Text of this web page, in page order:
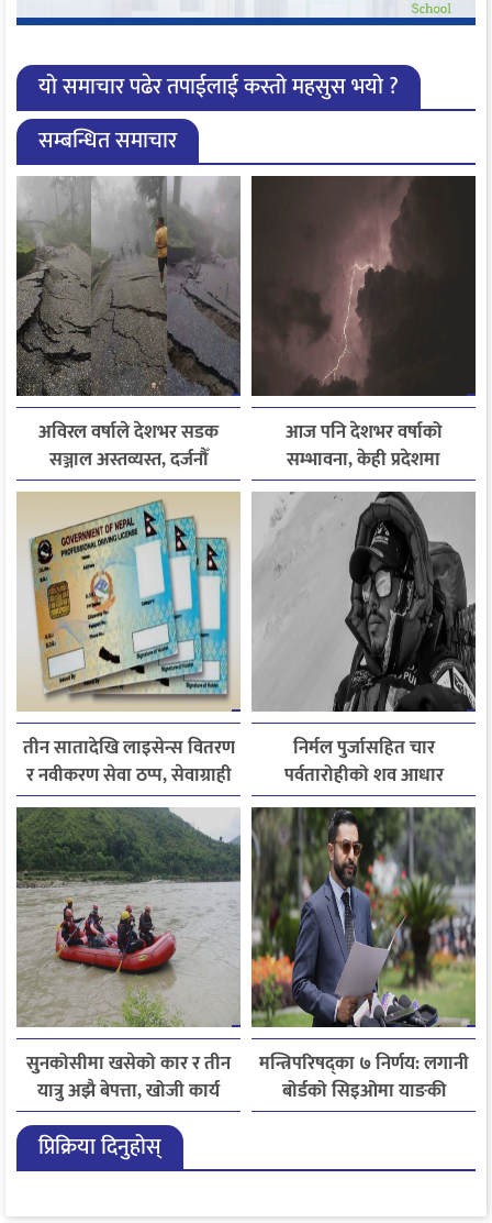
यो समाचार पढेर तपाईलाई कस्तो महसुस भयो ?
सम्बन्धित समाचार
अविरल वर्षाले देशभर सडक
सञ्जाल अस्तव्यस्त, दर्जनौँ
राजमार्ग अवरुद्ध
आज पनि देशभर वर्षाको
सम्भावना, केही प्रदेशमा
भारीदेखि धेरै भारी वर्षा हुने
चेतावनी
तीन सातादेखि लाइसेन्स वितरण
र नवीकरण सेवा ठप्प, सेवाग्राही
सास्तीमा
निर्मल पुर्जासहित चार
पर्वतारोहीको शव आधार
शिविरमा ल्याइयो, तीन अझै
बेपत्ता
सुनकोसीमा खसेको कार र तीन
यात्रु अझै बेपत्ता, खोजी कार्य
जारी
मन्त्रिपरिषद्का ७ निर्णय: लगानी
बोर्डको सिइओमा याङकी
उक्याव नियुक्त
प्रिक्रिया दिनुहोस्